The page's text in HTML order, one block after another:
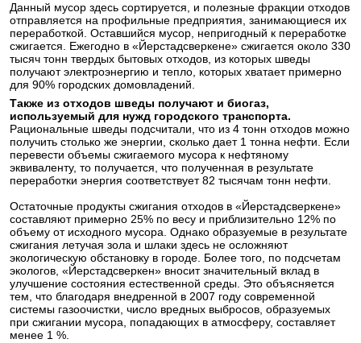
Данный мусор здесь сортируется, и полезные фракции отходов
отправляется на профильные предприятия, занимающиеся их
переработкой. Оставшийся мусор, непригодный к переработке
сжигается. Ежегодно в «Йерстадсверкене» сжигается около 330
тысяч тонн твердых бытовых отходов, из которых шведы
получают электроэнергию и тепло, которых хватает примерно
для 90% городских домовладений.
Также из отходов шведы получают и биогаз,
используемый для нужд городского транспорта.
Рациональные шведы подсчитали, что из 4 тонн отходов можно
получить столько же энергии, сколько дает 1 тонна нефти. Если
перевести объемы сжигаемого мусора к нефтяному
эквиваленту, то получается, что полученная в результате
переработки энергия соответствует 82 тысячам тонн нефти.
Остаточные продукты сжигания отходов в «Йерстадсверкене»
составляют примерно 25% по весу и приблизительно 12% по
объему от исходного мусора. Однако образуемые в результате
сжигания летучая зола и шлаки здесь не осложняют
экологическую обстановку в городе. Более того, по подсчетам
экологов, «Йерстадсверкен» вносит значительный вклад в
улучшение состояния естественной среды. Это объясняется
тем, что благодаря внедренной в 2007 году современной
системы газоочистки, число вредных выбросов, образуемых
при сжигании мусора, попадающих в атмосферу, составляет
менее 1 %.